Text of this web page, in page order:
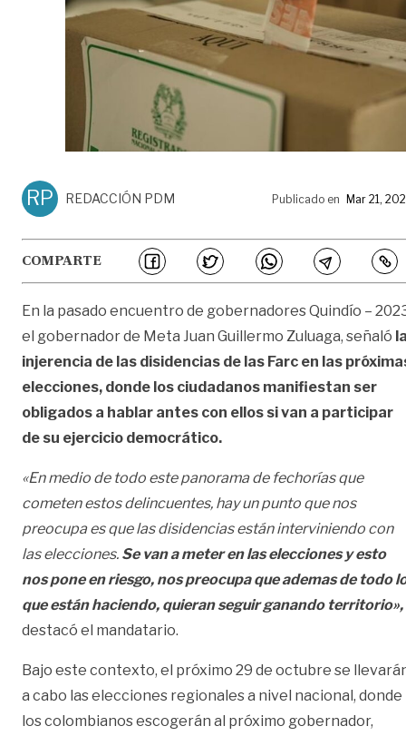
RP REDACCIÓN PDM Publicado en Mar 21,
COMPARTE
En la pasado encuentro de gobernadores Quindío –
el gobernador de Meta Juan Guillermo Zuluaga, señaló
injerencia de las disidencias de las Farc en las
elecciones, donde los ciudadanos manifiestan ser
obligados a hablar antes con ellos si van a participar
de su ejercicio democrático.
«En medio de todo este panorama de fechorías que
cometen estos delincuentes, hay un punto que nos
preocupa es que las disidencias están interviniendo con
las elecciones. Se van a meter en las elecciones y esto
nos pone en riesgo, nos preocupa que ademas de todo
que están haciendo, quieran seguir ganando territorio»,
destacó el mandatario.
Bajo este contexto, el próximo 29 de octubre se
a cabo las elecciones regionales a nivel nacional, donde
los colombianos escogerán al próximo gobernador,